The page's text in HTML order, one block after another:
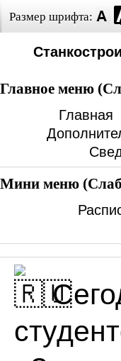
Размер шрифта:
Главное меню
Главная
Мини меню